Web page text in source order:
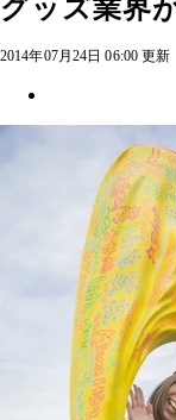
グッズ業界
2014年07月24日 06:00 更新